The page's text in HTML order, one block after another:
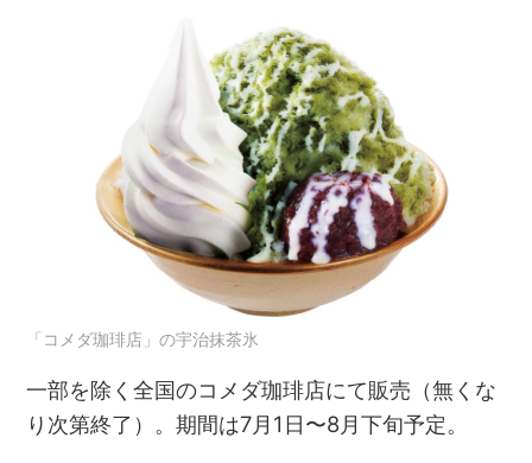
「コメダ珈琲店」の宇治抹茶氷
一部を除く全国のコメダ珈琲店にて販売（無くな
り次第終了）。期間は7月1日〜8月下旬予定。